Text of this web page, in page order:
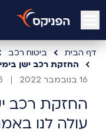
open mobile menu
דף הבית ביטוח רכב
החזקת רכב ישן
16 בנובמבר 2022
החזקת רכב
עולה לנו